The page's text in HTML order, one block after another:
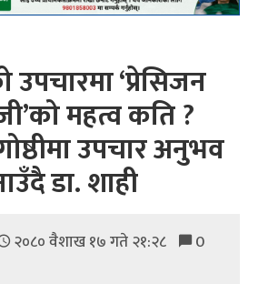
उपचारमा ‘प्रेसिजन
महत्व कति ?
गोष्ठीमा उपचार अनुभव
डा. शाही
२०८० वैशाख १७ गते २१:२८ 0